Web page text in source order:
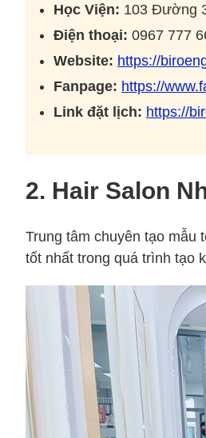
Học Viện: 103 Đường
Điện thoại: 0967 777
Website: https://
Fanpage: https://
Link đặt lịch: https://
2. Hair Salon
Trung tâm chuyên tạo mẫu
tốt nhất trong quá trình tạo